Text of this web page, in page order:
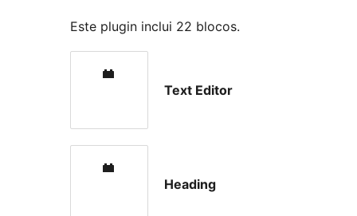
Este plugin inclui 22 blocos.
Text Editor
Heading